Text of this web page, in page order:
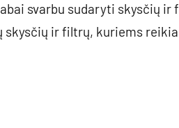
svarbu sudaryti skysčių ir
ir filtrų, kuriems